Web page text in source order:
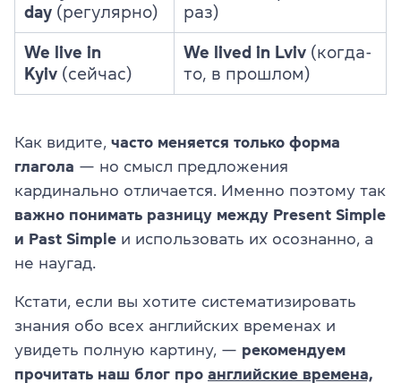
day (регулярно)
раз)
We live in
Kyiv (сейчас)
We lived in Lviv (когда-
то, в прошлом)
Как видите, часто меняется только форма
глагола — но смысл предложения
кардинально отличается. Именно поэтому так
важно понимать разницу между Present Simple
и Past Simple и использовать их осознанно, а
не наугад.
Кстати, если вы хотите систематизировать
знания обо всех английских временах и
увидеть полную картину, — рекомендуем
прочитать наш блог про английские времена,